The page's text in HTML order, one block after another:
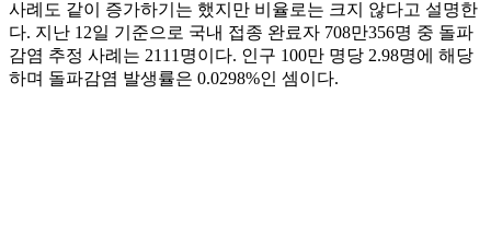
사례도 같이 증가하기는 했지만 비율로는 크지 않다고 설명한
다. 지난 12일 기준으로 국내 접종 완료자 708만356명 중 돌파
감염 추정 사례는 2111명이다. 인구 100만 명당 2.98명에 해당
하며 돌파감염 발생률은 0.0298%인 셈이다.